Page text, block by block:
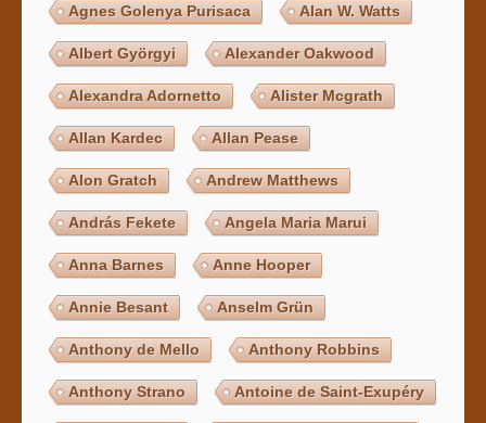
Agnes Golenya Purisaca Alan W. Watts
Albert Györgyi Alexander Oakwood
Alexandra Adornetto Alister Mcgrath
Allan Kardec Allan Pease
Alon Gratch Andrew Matthews
András Fekete Angela Maria Marui
Anna Barnes Anne Hooper
Annie Besant Anselm Grün
Anthony de Mello Anthony Robbins
Anthony Strano Antoine de Saint-Exupéry